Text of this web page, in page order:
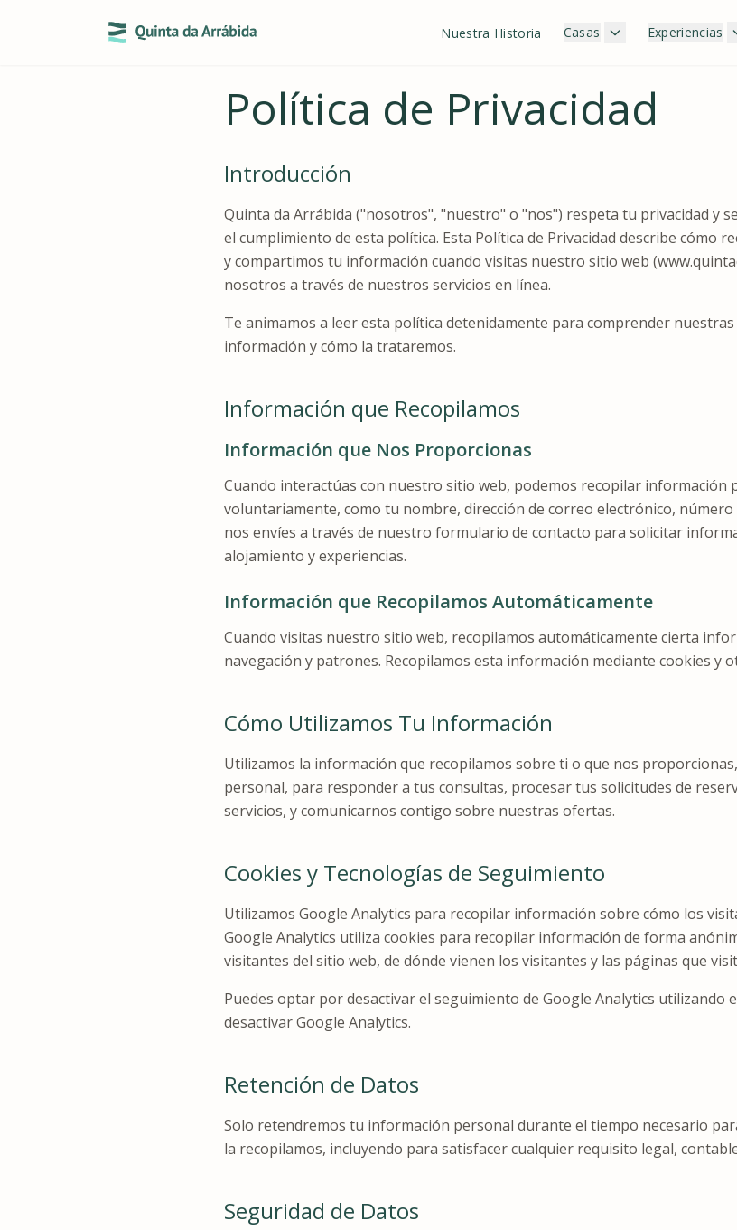
Nuestra Historia Casas Experiencias
Política de Privacidad
Introducción
Quinta da Arrábida ("nosotros", "nuestro" o "nos") respeta tu privacidad y
el cumplimiento de esta política. Esta Política de Privacidad describe cómo
y compartimos tu información cuando visitas nuestro sitio web
nosotros a través de nuestros servicios en línea.
Te animamos a leer esta política detenidamente para comprender
información y cómo la trataremos.
Información que Recopilamos
Información que Nos Proporcionas
Cuando interactúas con nuestro sitio web, podemos recopilar información
voluntariamente, como tu nombre, dirección de correo electrónico,
nos envíes a través de nuestro formulario de contacto para solicitar
alojamiento y experiencias.
Información que Recopilamos Automáticamente
Cuando visitas nuestro sitio web, recopilamos automáticamente cierta
navegación y patrones. Recopilamos esta información mediante cookies y
Cómo Utilizamos Tu Información
Utilizamos la información que recopilamos sobre ti o que nos
personal, para responder a tus consultas, procesar tus solicitudes de
servicios, y comunicarnos contigo sobre nuestras ofertas.
Cookies y Tecnologías de Seguimiento
Utilizamos Google Analytics para recopilar información sobre cómo los
Google Analytics utiliza cookies para recopilar información de forma
visitantes del sitio web, de dónde vienen los visitantes y las páginas que
Puedes optar por desactivar el seguimiento de Google Analytics utilizando
desactivar Google Analytics.
Retención de Datos
Solo retendremos tu información personal durante el tiempo necesario
la recopilamos, incluyendo para satisfacer cualquier requisito legal,
Seguridad de Datos